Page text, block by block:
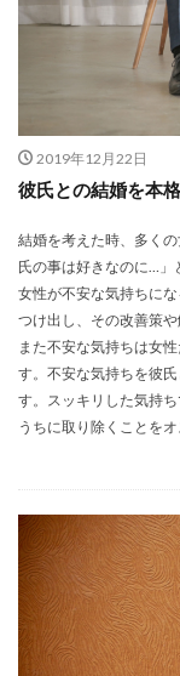
2019年12月22日
彼氏との結婚を本
結婚を考えた時、多く
氏の事は好きなのに…」
女性が不安な気持ちに
つけ出し、その改善策
また不安な気持ちは女
す。不安な気持ちを彼
す。スッキリした気持
うちに取り除くことをオ
受理
受付
割合
土日
妻
妥協
女性から
夫婦
夫
外す
変更
メリット・デ
乾杯
中身
下
上着
モラハラ
免許証
兄
保存
便秘
仕草
何歳
会話
会社